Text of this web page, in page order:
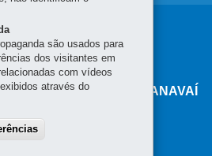
EDUCAÇÃO DE PARANAVAÍ
Paranavaí
são usados para
dos visitantes em
com vídeos
através do